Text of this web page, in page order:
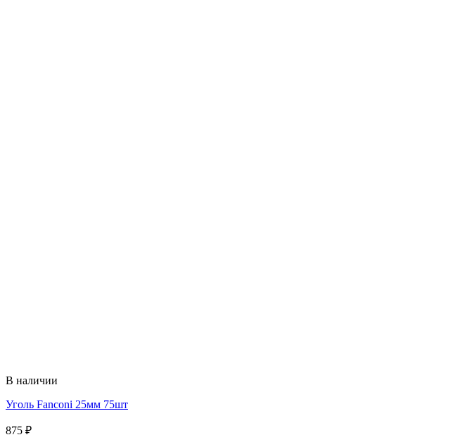
В наличии
Уголь Fanconi 25мм 75шт
875 ₽